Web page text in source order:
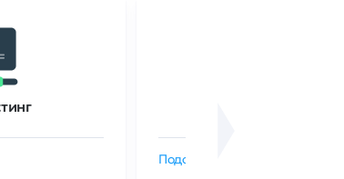
Подобрать SSL-сертификат